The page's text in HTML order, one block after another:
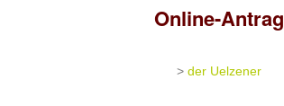
Online-Antrag
> der Uelzener